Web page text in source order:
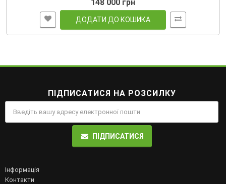
148 000 грн
ДОДАТИ ДО КОШИКА
ПІДПИСАТИСЯ НА РОЗСИЛКУ
ПІДПИСАТИСЯ
Інформація
Контакти